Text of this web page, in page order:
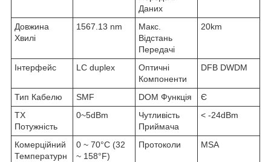
Даних
Довжина
Хвилі
1567.13 nm
Макс.
Відстань
Передачі
20km
Інтерфейс LC duplex
Оптичні
Компоненти
DFB DWDM
Тип Кабелю SMF DOM Функція
Є
TX
Потужність
0~5dBm
Чутливість
Приймача
< -24dBm
Комерційний
Температурн
0 ~ 70°C (32
~ 158°F)
Протоколи MSA